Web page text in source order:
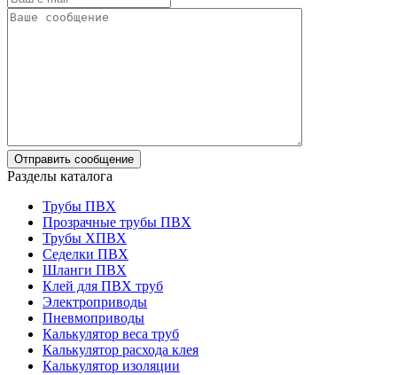
Разделы каталога
Трубы ПВХ
Прозрачные трубы ПВХ
Трубы ХПВХ
Седелки ПВХ
Шланги ПВХ
Клей для ПВХ труб
Электроприводы
Пневмоприводы
Калькулятор веса труб
Калькулятор расхода клея
Калькулятор изоляции